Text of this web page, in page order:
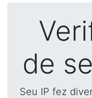
de
Seu IP fez